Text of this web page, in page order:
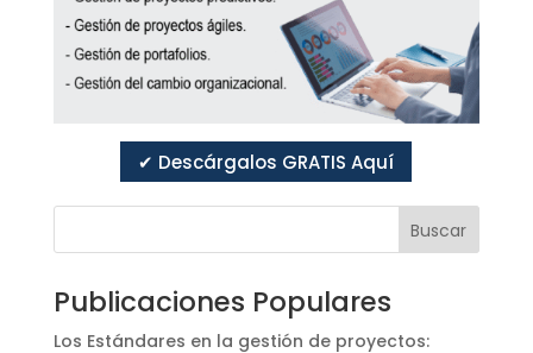
✔ Descárgalos GRATIS Aquí
Buscar
Publicaciones Populares
Los Estándares en la gestión de proyectos: